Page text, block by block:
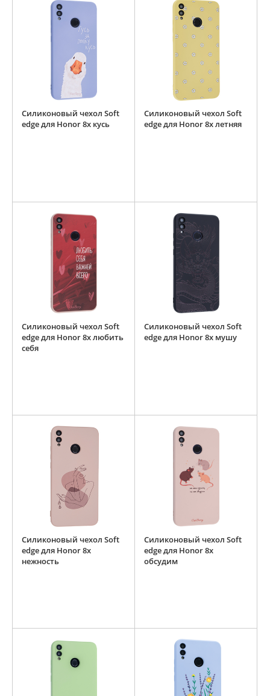
Силиконовый чехол Soft
edge для Honor 8x кусь
Силиконовый чехол Soft
edge для Honor 8x летняя
Силиконовый чехол Soft
edge для Honor 8x любить
себя
Силиконовый чехол Soft
edge для Honor 8x мушу
Силиконовый чехол Soft
edge для Honor 8x
нежность
Силиконовый чехол Soft
edge для Honor 8x
обсудим